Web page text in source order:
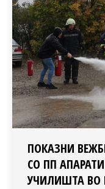
ПОКАЗНИ
СО ПП
УЧИЛИШТА ВО